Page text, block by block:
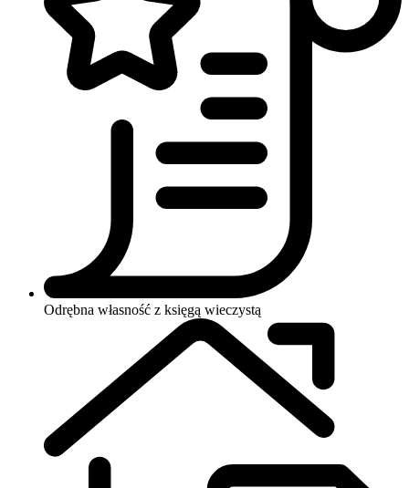
Odrębna własność z księgą wieczystą